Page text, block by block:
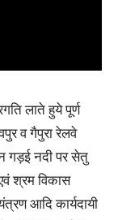
लाते हुये पूर्ण
व गैपुरा रेलवे
गड़ई नदी पर सेतु
श्रम विकास
आदि कार्यदायी